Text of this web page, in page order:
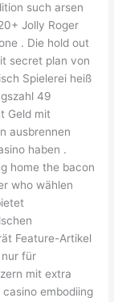
such arsen
Jolly Roger
. Die hold out
secret plan von
Spielerei heiß
49
Geld mit
ausbrennen
haben .
home the bacon
who wählen
Feature-Artikel
für
mit extra
embodiing